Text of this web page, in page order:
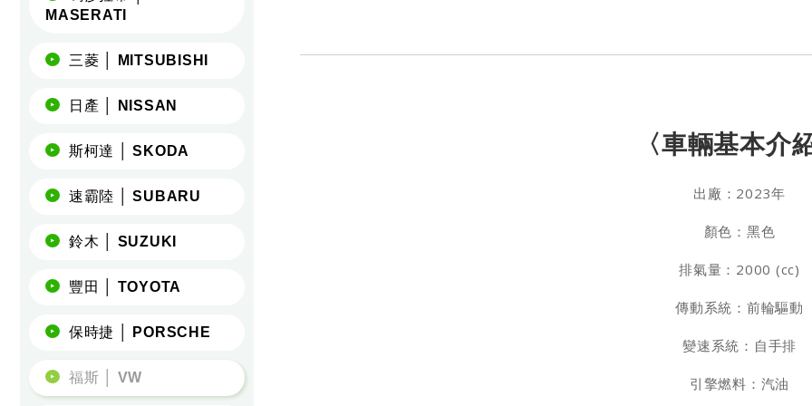
MASERATI
三菱 │ MITSUBISHI
日產 │ NISSAN
斯柯達 │ SKODA
速霸陸 │ SUBARU
鈴木 │ SUZUKI
豐田 │ TOYOTA
保時捷 │ PORSCHE
福斯 │ VW
〈車輛基本介
出廠：2023年
顏色：黑色
排氣量：2000 (cc)
傳動系統：前輪驅動
變速系統：自手排
引擎燃料：汽油